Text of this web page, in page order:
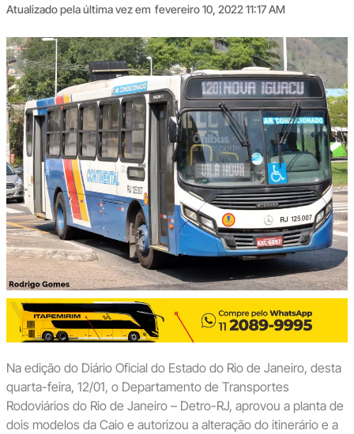
Atualizado pela última vez em fevereiro 10, 2022 11:17 AM
Na edição do Diário Oficial do Estado do Rio de Janeiro, desta
quarta-feira, 12/01, o Departamento de Transportes
Rodoviários do Rio de Janeiro – Detro-RJ, aprovou a planta de
dois modelos da Caio e autorizou a alteração do itinerário e a